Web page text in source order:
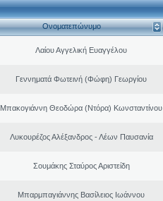
Ονοματεπώνυμο
Λαίου Αγγελική Ευαγγέλου
Γεννηματά Φωτεινή (Φώφη) Γεωργίου
Μπακογιάννη Θεοδώρα (Ντόρα) Κωνσταντίνου
Λυκουρέζος Αλέξανδρος - Λέων Παυσανία
Σουμάκης Σταύρος Αριστείδη
Μπαρμπαγιάννης Βασίλειος Ιωάννου